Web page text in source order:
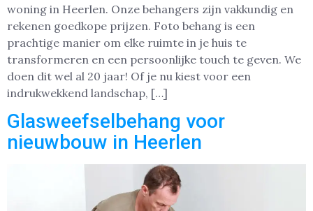
woning in Heerlen. Onze behangers zijn vakkundig en
rekenen goedkope prijzen. Foto behang is een
prachtige manier om elke ruimte in je huis te
transformeren en een persoonlijke touch te geven. We
doen dit wel al 20 jaar! Of je nu kiest voor een
indrukwekkend landschap, […]
Glasweefselbehang voor
nieuwbouw in Heerlen